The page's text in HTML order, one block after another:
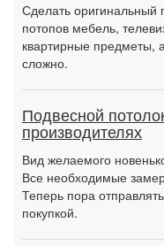
Сделать оригинальный
потопов мебель,
квартирные предметы,
сложно.
Подвесной
производителях
Вид желаемого
Все необходимые
Теперь пора
покупкой.